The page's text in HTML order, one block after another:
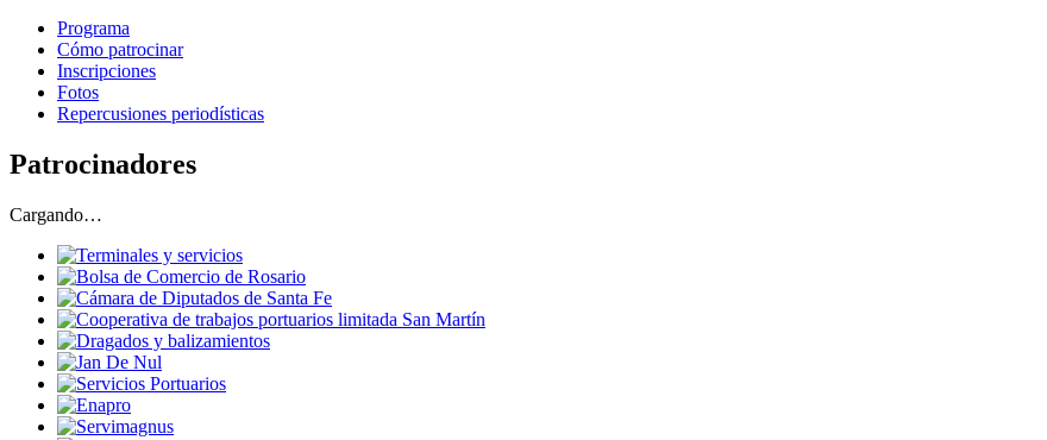
Programa
Cómo patrocinar
Inscripciones
Fotos
Repercusiones periodísticas
Patrocinadores
Cargando…